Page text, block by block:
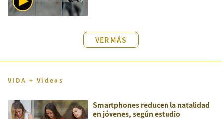
VER MÁS
VIDA + Videos
Smartphones reducen la natalidad
en jóvenes, según estudio